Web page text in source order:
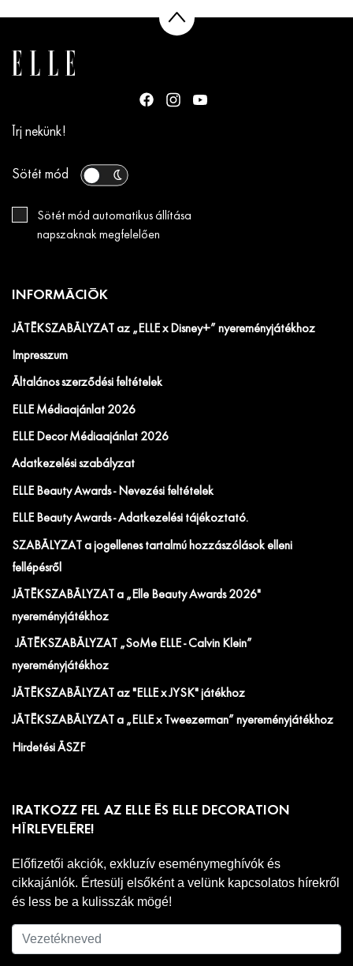
Írj nekünk!
Sötét mód
Sötét mód automatikus állítása
napszaknak megfelelően
INFORMÁCIÓK
JÁTÉKSZABÁLYZAT az „ELLE x Disney+” nyereményjátékhoz
Impresszum
Általános szerződési feltételek
ELLE Médiaajánlat 2026
ELLE Decor Médiaajánlat 2026
Adatkezelési szabályzat
ELLE Beauty Awards - Nevezési feltételek
ELLE Beauty Awards - Adatkezelési tájékoztató.
SZABÁLYZAT a jogellenes tartalmú hozzászólások elleni
fellépésről
JÁTÉKSZABÁLYZAT a „Elle Beauty Awards 2026"
nyereményjátékhoz
JÁTÉKSZABÁLYZAT „SoMe ELLE - Calvin Klein”
nyereményjátékhoz
JÁTÉKSZABÁLYZAT az "ELLE x JYSK" játékhoz
JÁTÉKSZABÁLYZAT a „ELLE x Tweezerman” nyereményjátékhoz
Hirdetési ÁSZF
IRATKOZZ FEL AZ ELLE ÉS ELLE DECORATION
HÍRLEVELÉRE!
Előfizetői akciók, exkluzív eseménymeghívók és
cikkajánlók. Értesülj elsőként a velünk kapcsolatos hírekről
és less be a kulisszák mögé!